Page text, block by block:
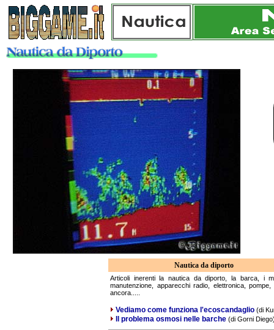
Nautica da diporto
Articoli inerenti la nautica da diporto, la barca, i
manutenzione, apparecchi radio, elettronica,
ancora.....
Vediamo come funziona l'ecoscandaglio (di
Il problema osmosi nelle barche (di Gorni